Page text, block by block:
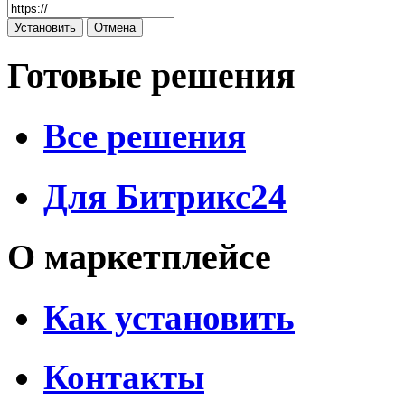
Готовые решения
Все решения
Для Битрикс24
О маркетплейсе
Как установить
Контакты